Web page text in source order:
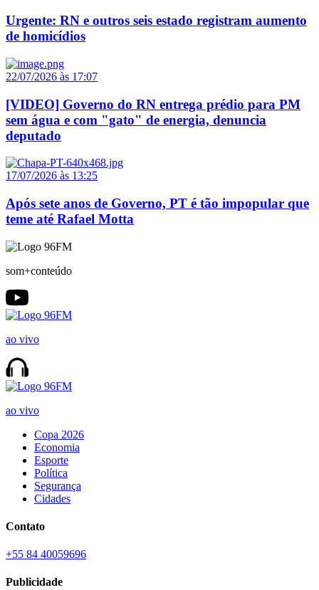
Urgente: RN e outros seis estado registram aumento
de homicídios
22/07/2026 às 17:07
[VIDEO] Governo do RN entrega prédio para PM
sem água e com "gato" de energia, denuncia
deputado
17/07/2026 às 13:25
Após sete anos de Governo, PT é tão impopular que
teme até Rafael Motta
som+conteúdo
ao vivo
ao vivo
Copa 2026
Economia
Esporte
Política
Segurança
Cidades
Contato
+55 84 40059696
Publicidade